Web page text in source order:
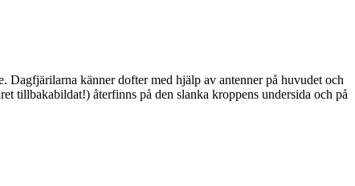
Dagfjärilarna känner dofter med hjälp av antenner på huvudet och
tillbakabildat!) återfinns på den slanka kroppens undersida och på